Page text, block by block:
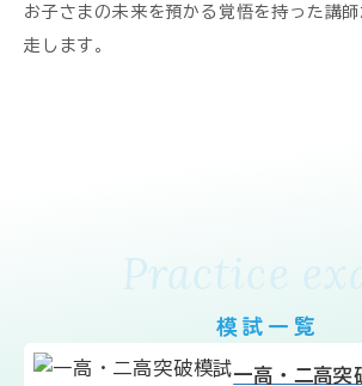
お子さまの未来を預かる覚悟を持った講
走します。
Practice
模試一覧
一高・二高突